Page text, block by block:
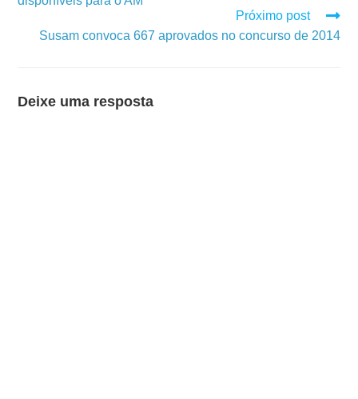
Próximo post
Susam convoca 667 aprovados no concurso de 2014
Deixe uma resposta